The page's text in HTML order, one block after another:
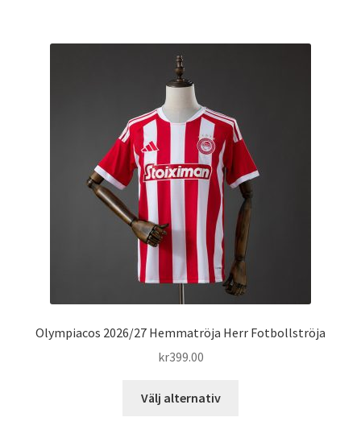
alternativen
kan
väljas
på
produktsidan
Olympiacos 2026/27 Hemmatröja Herr Fotbollströja
kr399.00
Välj alternativ